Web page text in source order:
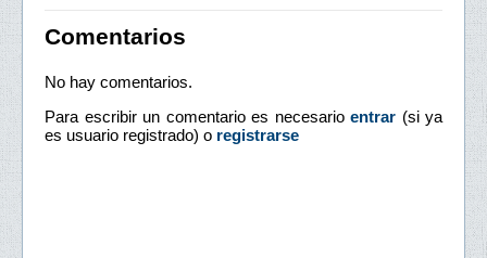
Comentarios
No hay comentarios.
Para escribir un comentario es necesario entrar (si ya
es usuario registrado) o registrarse